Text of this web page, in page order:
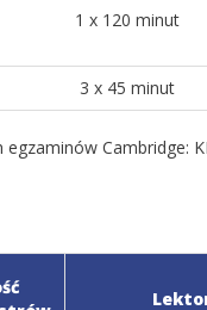
1 x 120 minut
3 x 45 minut
Cambridge: